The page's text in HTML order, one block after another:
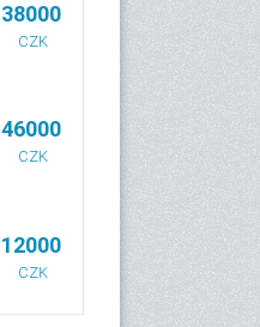
38000
CZK
46000
CZK
12000
CZK